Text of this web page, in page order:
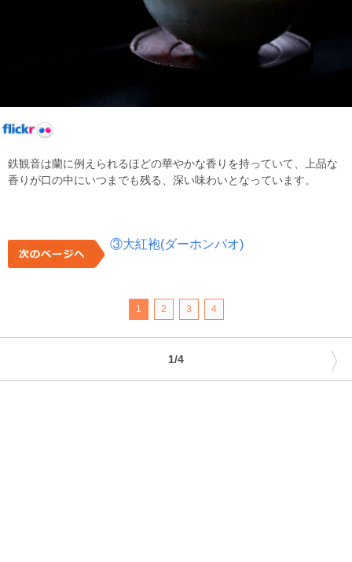
鉄観音は蘭に例えられるほどの華やかな香りを持っていて、上品な
香りが口の中にいつまでも残る、深い味わいとなっています。
③大紅袍(ダーホンパオ)
1 2 3 4
1/4 〉